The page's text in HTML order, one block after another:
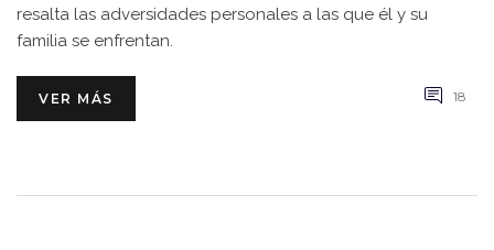
resalta las adversidades personales a las que él y su
familia se enfrentan.
VER MÁS 18